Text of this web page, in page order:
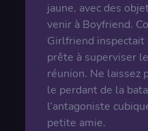
jaune, avec des
venir à Boyfriend.
Girlfriend
prête à superviser
réunion. Ne laissez
le perdant de la
l’antagoniste
petite amie.